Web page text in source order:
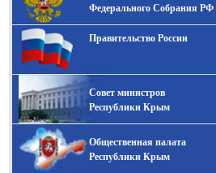
Федерального Собрания РФ
Правительство России
Совет министров
Республики Крым
Общественная палата
Республики Крым